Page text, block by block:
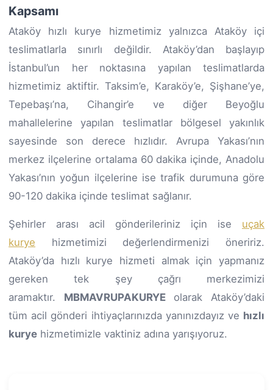
Kapsamı
Ataköy hızlı kurye hizmetimiz yalnızca Ataköy içi
teslimatlarla sınırlı değildir. Ataköy’dan başlayıp
İstanbul’un her noktasına yapılan teslimatlarda
hizmetimiz aktiftir. Taksim’e, Karaköy’e, Şişhane’ye,
Tepebaşı’na, Cihangir’e ve diğer Beyoğlu
mahallelerine yapılan teslimatlar bölgesel yakınlık
sayesinde son derece hızlıdır. Avrupa Yakası’nın
merkez ilçelerine ortalama 60 dakika içinde, Anadolu
Yakası’nın yoğun ilçelerine ise trafik durumuna göre
90-120 dakika içinde teslimat sağlanır.
Şehirler arası acil gönderileriniz için ise uçak
kurye hizmetimizi değerlendirmenizi öneririz.
Ataköy’da hızlı kurye hizmeti almak için yapmanız
gereken tek şey çağrı merkezimizi
aramaktır. MBMAVRUPAKURYEolarak Ataköy’daki
tüm acil gönderi ihtiyaçlarınızda yanınızdayız ve hızlı
kurye hizmetimizle vaktiniz adına yarışıyoruz.